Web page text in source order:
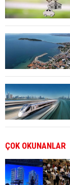
ÇOK OKUNANLAR